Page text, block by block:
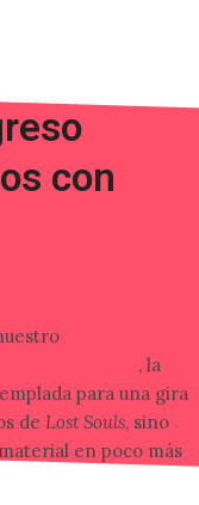
con
, la
para una gira
deLost Souls, sino
en poco más